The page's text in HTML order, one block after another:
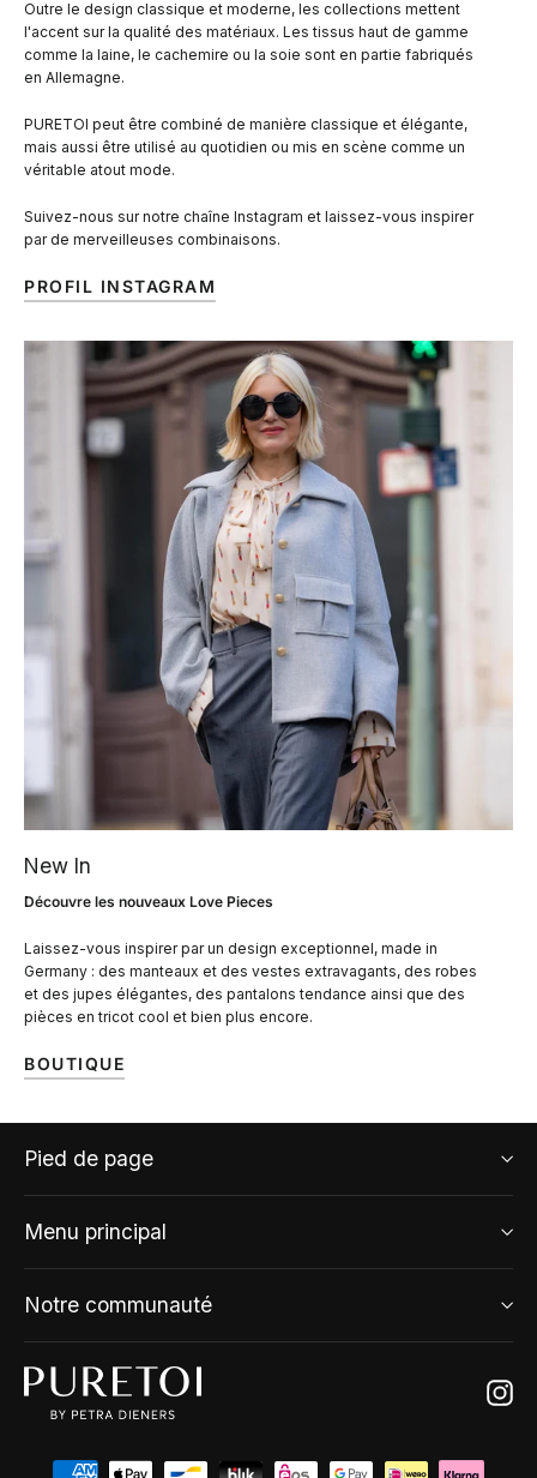
Outre le design classique et moderne, les collections mettent
l'accent sur la qualité des matériaux. Les tissus haut de gamme
comme la laine, le cachemire ou la soie sont en partie fabriqués
en Allemagne.
PURETOI peut être combiné de manière classique et élégante,
mais aussi être utilisé au quotidien ou mis en scène comme un
véritable atout mode.
Suivez-nous sur notre chaîne Instagram et laissez-vous inspirer
par de merveilleuses combinaisons.
PROFIL INSTAGRAM
New In
Découvre les nouveaux Love Pieces
Laissez-vous inspirer par un design exceptionnel, made in
Germany : des manteaux et des vestes extravagants, des robes
et des jupes élégantes, des pantalons tendance ainsi que des
pièces en tricot cool et bien plus encore.
BOUTIQUE
Pied de page
Menu principal
Notre communauté